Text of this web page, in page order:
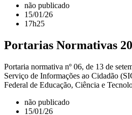
não publicado
15/01/26
17h25
Portarias Normativas
Portaria normativa nº 06, de 13 de
Serviço de Informações ao Cidadão
Federal de Educação, Ciência e
não publicado
15/01/26